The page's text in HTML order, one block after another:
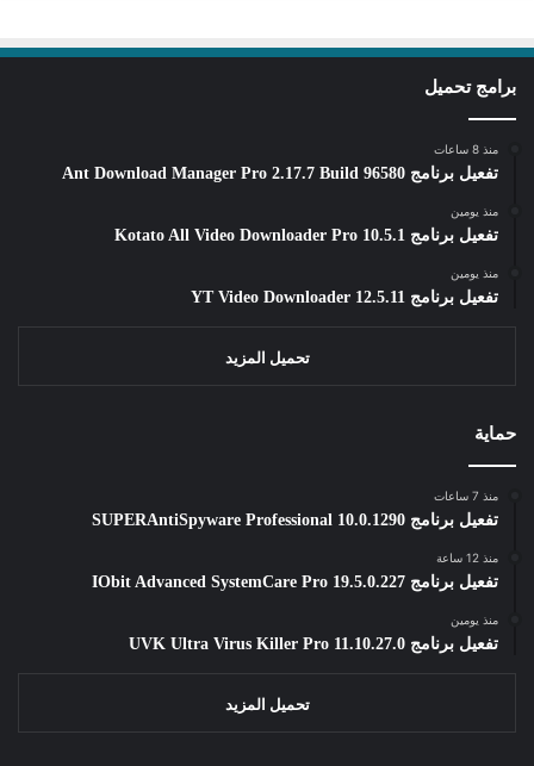
برامج تحميل
منذ 8 ساعات
تفعيل برنامج Ant Download Manager Pro 2.17.7 Build 96580
منذ يومين
تفعيل برنامج Kotato All Video Downloader Pro 10.5.1
منذ يومين
تفعيل برنامج YT Video Downloader 12.5.11
تحميل المزيد
حماية
منذ 7 ساعات
تفعيل برنامج SUPERAntiSpyware Professional 10.0.1290
منذ 12 ساعة
تفعيل برنامج IObit Advanced SystemCare Pro 19.5.0.227
منذ يومين
تفعيل برنامج UVK Ultra Virus Killer Pro 11.10.27.0
تحميل المزيد